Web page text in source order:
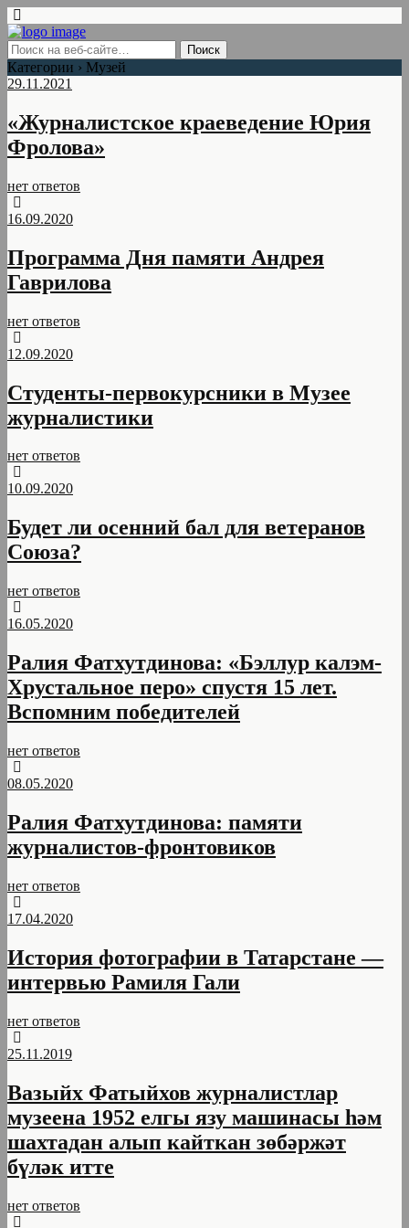
Категории › Музей
29.11.2021
«Журналистское краеведение Юрия
Фролова»
нет ответов
16.09.2020
Программа Дня памяти Андрея
Гаврилова
нет ответов
12.09.2020
Студенты-первокурсники в Музее
журналистики
нет ответов
10.09.2020
Будет ли осенний бал для ветеранов
Союза?
нет ответов
16.05.2020
Ралия Фатхутдинова: «Бэллур калэм-
Хрустальное перо» спустя 15 лет.
Вспомним победителей
нет ответов
08.05.2020
Ралия Фатхутдинова: памяти
журналистов-фронтовиков
нет ответов
17.04.2020
История фотографии в Татарстане —
интервью Рамиля Гали
нет ответов
25.11.2019
Вазыйх Фатыйхов журналистлар
музеена 1952 елгы язу машинасы һәм
шахтадан алып кайткан зөбәржәт
бүләк итте
нет ответов